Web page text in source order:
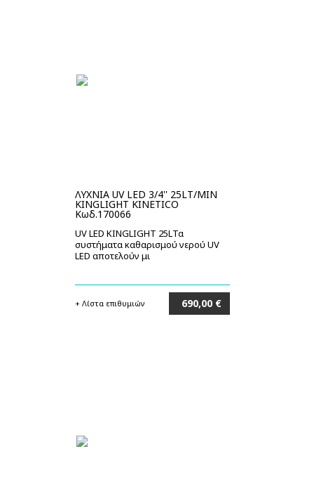
ΛΥΧΝΙΑ UV LED 3/4'' 25LT/MIN
KINGLIGHT KINETICO
Κωδ.170066
UV LED KINGLIGHT 25LΤα
συστήματα καθαρισμού νερού UV
LED αποτελούν μι
+ Λίστα επιθυμιών 690,00 €